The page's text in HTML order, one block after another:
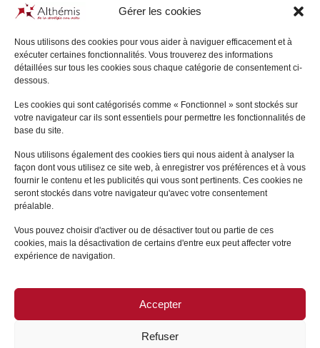
Gérer les cookies
Nous utilisons des cookies pour vous aider à naviguer efficacement et à
exécuter certaines fonctionnalités. Vous trouverez des informations
détaillées sur tous les cookies sous chaque catégorie de consentement ci-
dessous.
Les cookies qui sont catégorisés comme « Fonctionnel » sont stockés sur
votre navigateur car ils sont essentiels pour permettre les fonctionnalités de
base du site.
Nous utilisons également des cookies tiers qui nous aident à analyser la
façon dont vous utilisez ce site web, à enregistrer vos préférences et à vous
fournir le contenu et les publicités qui vous sont pertinents. Ces cookies ne
seront stockés dans votre navigateur qu'avec votre consentement
préalable.
Vous pouvez choisir d'activer ou de désactiver tout ou partie de ces
cookies, mais la désactivation de certains d'entre eux peut affecter votre
expérience de navigation.
Accepter
Refuser
SCI et démembrement de propriété :
aspects fiscaux
Toutes les Actualités de Matthieu LEDUC